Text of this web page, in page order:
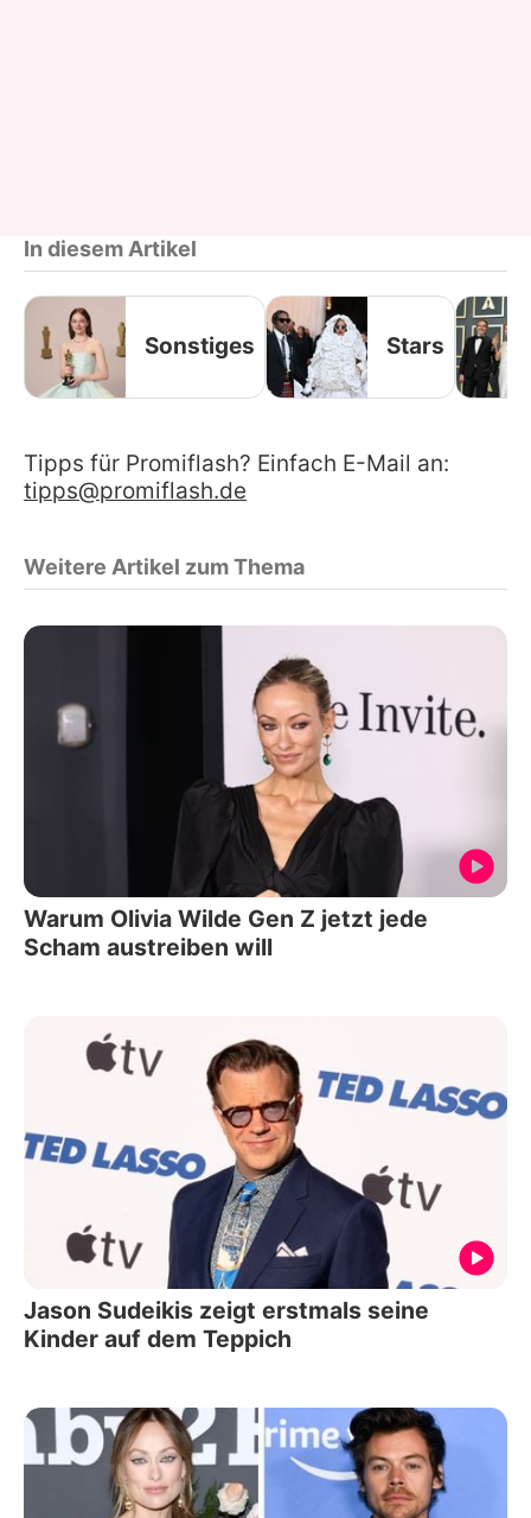
In diesem Artikel
Sonstiges Stars
Tipps für Promiflash? Einfach E-Mail an:
tipps@promiflash.de
Weitere Artikel zum Thema
Warum Olivia Wilde Gen Z jetzt jede
Scham austreiben will
Jason Sudeikis zeigt erstmals seine
Kinder auf dem Teppich